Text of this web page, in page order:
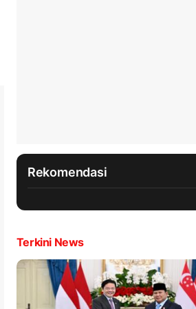
Rekomendasi
Terkini News